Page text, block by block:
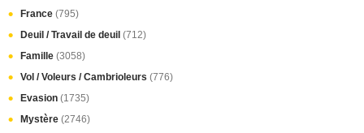
France (795)
Deuil / Travail de deuil (712)
Famille (3058)
Vol / Voleurs / Cambrioleurs (776)
Evasion (1735)
Mystère (2746)